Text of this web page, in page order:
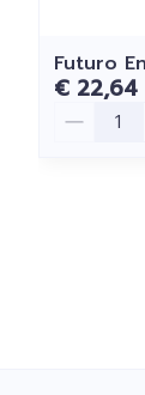
Futuro
€ 22,64